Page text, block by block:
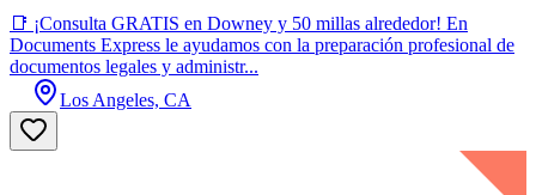
📑 ¡Consulta GRATIS en Downey y 50 millas alrededor! En
Documents Express le ayudamos con la preparación profesional de
documentos legales y administr...
Los Angeles, CA